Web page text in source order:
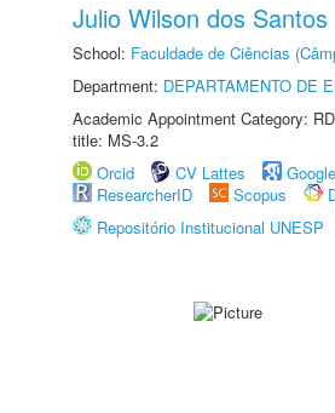
Julio Wilson dos Santos
School: Faculdade de Ciências
Department: DEPARTAMENTO DE
Academic Appointment Category:
title: MS-3.2
Orcid
CV Lattes
ResearcherID
Scopus
Repositório Institucional UNESP